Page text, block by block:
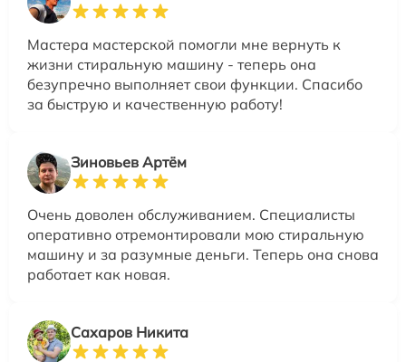
Мастера мастерской помогли мне вернуть к
жизни стиральную машину - теперь она
безупречно выполняет свои функции. Спасибо
за быструю и качественную работу!
Зиновьев Артём
Очень доволен обслуживанием. Специалисты
оперативно отремонтировали мою стиральную
машину и за разумные деньги. Теперь она снова
работает как новая.
Сахаров Никита